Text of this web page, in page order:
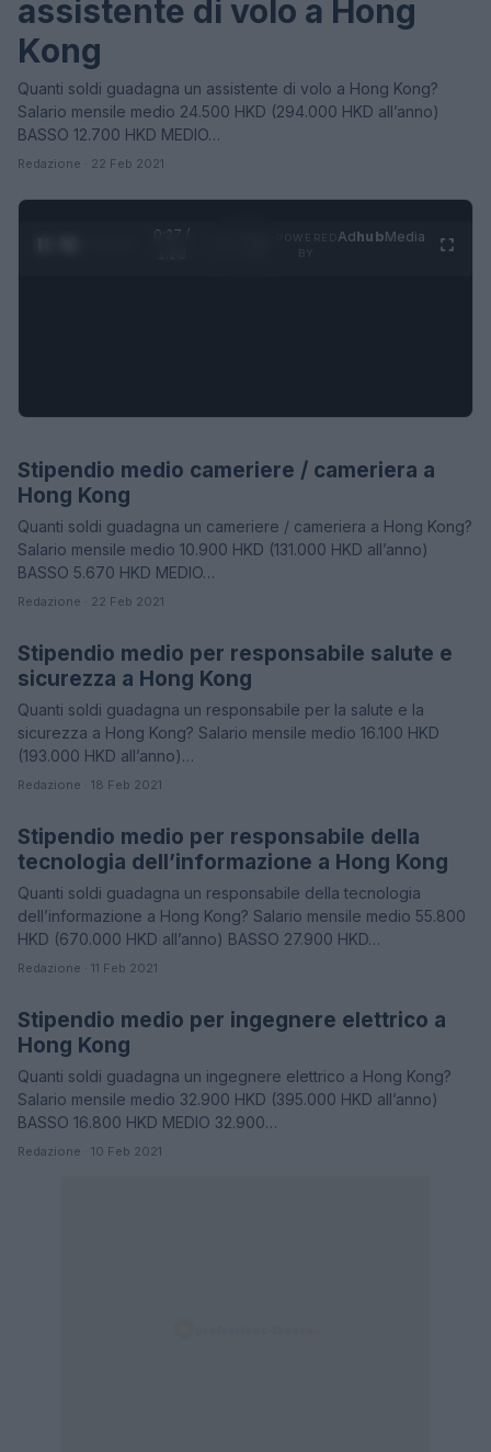
assistente di volo a Hong
Kong
Quanti soldi guadagna un assistente di volo a Hong Kong?
Salario mensile medio 24.500 HKD (294.000 HKD all’anno)
BASSO 12.700 HKD MEDIO…
Redazione · 22 Feb 2021
0:28 /
AdhubMedia
STIPENDI
Stipendio medio cameriere / cameriera a
Hong Kong
Quanti soldi guadagna un cameriere / cameriera a Hong Kong?
Salario mensile medio 10.900 HKD (131.000 HKD all’anno)
BASSO 5.670 HKD MEDIO…
Redazione · 22 Feb 2021
STIPENDI
Stipendio medio per responsabile salute e
sicurezza a Hong Kong
Quanti soldi guadagna un responsabile per la salute e la
sicurezza a Hong Kong? Salario mensile medio 16.100 HKD
(193.000 HKD all’anno)…
Redazione · 18 Feb 2021
STIPENDI
Stipendio medio per responsabile della
tecnologia dell’informazione a Hong Kong
Quanti soldi guadagna un responsabile della tecnologia
dell’informazione a Hong Kong? Salario mensile medio 55.800
HKD (670.000 HKD all’anno) BASSO 27.900 HKD…
Redazione · 11 Feb 2021
STIPENDI
Stipendio medio per ingegnere elettrico a
Hong Kong
Quanti soldi guadagna un ingegnere elettrico a Hong Kong?
Salario mensile medio 32.900 HKD (395.000 HKD all’anno)
BASSO 16.800 HKD MEDIO 32.900…
Redazione · 10 Feb 2021